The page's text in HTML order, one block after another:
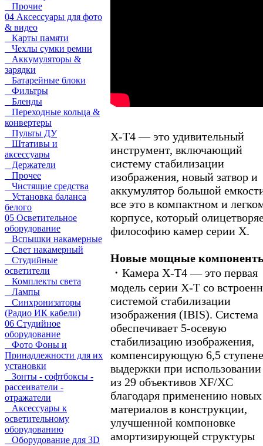
Прочие
04 Аксессуары для фото
& видео
Карты памяти
Чехлы сумки ремни
Аккумуляторы &
зарядки
Батарейные блоки
Фильтры
Бленды
Переходные кольца &
конвертеры
Пульты ДУ
Штативы и
аксессуары
Держатели
Прочее
Чистящие средства
Установка баланса
белого
05 Осветительное
оборудование
Вспышки накамерные
Свет накамерный
Студийные
осветители
Комплекты света
Лампы
Синхронизаторы
(Радио ИК кабели)
06 Студийное
оборудование
Фото Фоны и
Принадлежности для их
установки
Зонты - софтбоксы -
рассеиватели -
отражатели
Аксессуары к
осветительному
оборудованию
Оборудование для 3D
X-T4 — это удивительный
инструмент, включающий
систему стабилизации
изображения, новый затвор и
аккумулятор большой
все это в компактном и
корпусе, который
философию камер серии X.
Новые мощные
・Камера X-T4 — это первая
модель серии X-T со
системой стабилизации
изображения (IBIS). Система
обеспечивает 5-осевую
стабилизацию изображения,
компенсирующую 6,5
выдержки при
из 29 объективов XF/XC
благодаря применению новых
материалов в конструкции,
улучшенной компоновке
амортизирующей структуры